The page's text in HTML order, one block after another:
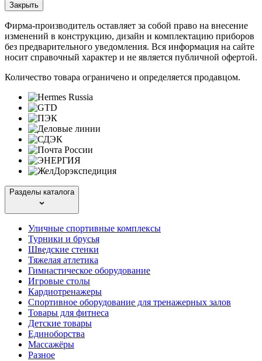
Закрыть
Фирма-производитель оставляет за собой право на внесение
изменений в конструкцию, дизайн и комплектацию приборов
без предварительного уведомления. Вся информация на сайте
носит справочный характер и не является публичной офертой.
Количество товара ограничено и определяется продавцом.
Разделы каталога
Уличные спортивные комплексы
Турники и брусья
Шведские стенки
Тяжелая атлетика
Гимнастическое оборудование
Игровые столы
Кардиотренажеры
Спортивное оборудование для тренажерных залов
Товары для фитнеса
Детские товары
Единоборства
Массажёры
Разное